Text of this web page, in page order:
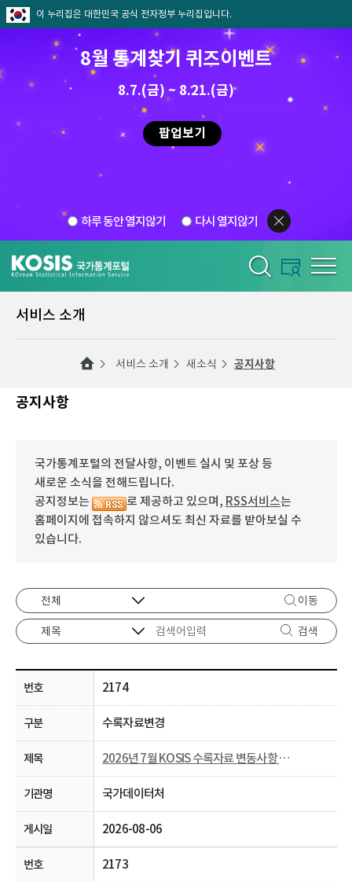
이 누리집은 대한민국 공식 전자정부 누리집입니다.
8월 통계찾기 퀴즈이벤트
8.7.(금) ~ 8.21.(금)
팝업보기
하루 동안 열지않기 다시 열지않기
서비스 소개
서비스 소개 새소식 공지사항
공지사항
국가통계포털의 전달사항, 이벤트 실시 및 포상 등
새로운 소식을 전해드립니다.
공지정보는
로 제공하고 있으며, RSS서비스는
홈페이지에 접속하지 않으셔도 최신 자료를 받아보실 수
있습니다.
이동
검색
2174
수록자료변경
2026년 7월 KOSIS 수록자료 변동사항 안내
국가데이터처
2026-08-06
2173